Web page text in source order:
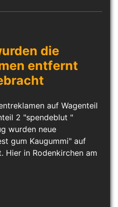
die
entfernt
auf Wagenteil
2 "spendeblut "
wurden neue
gum Kaugummi" auf
Hier in Rodenkirchen am